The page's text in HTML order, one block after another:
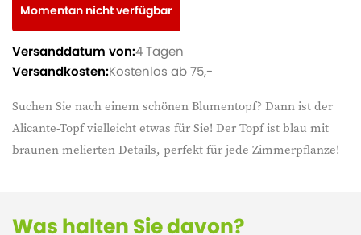
Suchen Sie nach einem schönen Blumentopf? Dann ist der
Alicante-Topf vielleicht etwas für Sie! Der Topf ist blau mit
braunen melierten Details, perfekt für jede Zimmerpflanze!
Momentan nicht verfügbar
Versanddatum von:4 Tagen
Versandkosten:Kostenlos ab 75,-
Was halten Sie davon?